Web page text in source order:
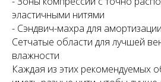
эластичными нитями
- Сэндвич-махра для
Сетчатые области для лучшей
влажности
Каждая из этих рекомендуемых